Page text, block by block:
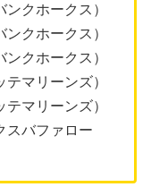
クホークス）
クホークス）
クホークス）
マリーンズ）
マリーンズ）
スバファロー